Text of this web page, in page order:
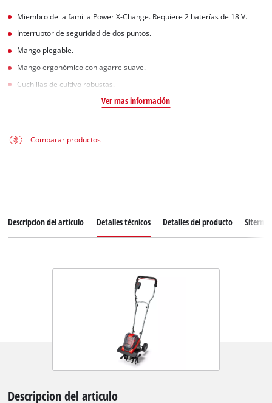
Miembro de la familia Power X-Change. Requiere 2 baterías de 18 V.
Interruptor de seguridad de dos puntos.
Mango plegable.
Mango ergonómico con agarre suave.
Cuchillas de cultivo robustas.
Ver mas información
Comparar productos
Descripcion del articulo Detalles técnicos Detalles del producto
Descripcion del articulo